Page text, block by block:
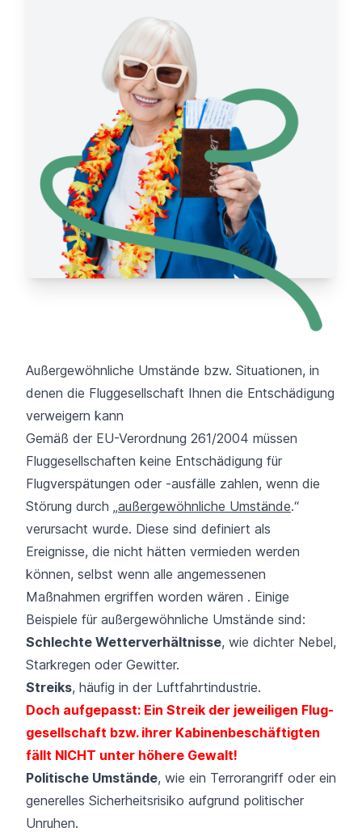
Außergewöhnliche Umstände bzw. Situationen, in
denen die Fluggesellschaft Ihnen die Entschädigung
verweigern kann
Gemäß der EU-Verordnung 261/2004 müssen
Fluggesellschaften keine Entschädigung für
Flugverspätungen oder -ausfälle zahlen, wenn die
Störung durch „ außergewöhnliche Umstände.“
verursacht wurde. Diese sind definiert als
Ereignisse, die nicht hätten vermieden werden
können, selbst wenn alle angemessenen
Maßnahmen ergriffen worden wären . Einige
Beispiele für außergewöhnliche Umstände sind:
Schlechte Wetterverhältnisse, wie dichter Nebel,
Starkregen oder Gewitter.
Streiks, häufig in der Luftfahrtindustrie.
Doch aufgepasst: Ein Streik der jeweiligen Flug­
gesellschaft bzw. ihrer Kabinen­beschäftigten
fällt NICHT unter höhere Gewalt!
Politische Umstände, wie ein Terrorangriff oder ein
generelles Sicherheitsrisiko aufgrund politischer
Unruhen.